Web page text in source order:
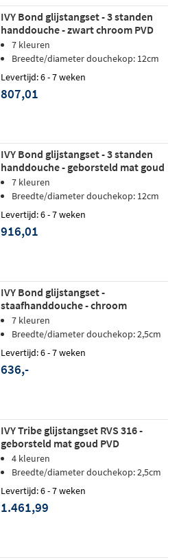
IVY Bond glijstangset - 3 standen
handdouche - zwart chroom PVD
7 kleuren
Breedte/diameter douchekop: 12cm
Levertijd: 6 - 7 weken
807,01
IVY Bond glijstangset - 3 standen
handdouche - geborsteld mat goud
PVD7 kleuren
Breedte/diameter douchekop: 12cm
Levertijd: 6 - 7 weken
916,01
IVY Bond glijstangset -
staafhanddouche - chroom
7 kleuren
Breedte/diameter douchekop: 2,5cm
Levertijd: 6 - 7 weken
636,-
IVY Tribe glijstangset RVS 316 -
geborsteld mat goud PVD
4 kleuren
Breedte/diameter douchekop: 2,5cm
Levertijd: 6 - 7 weken
1.461,99